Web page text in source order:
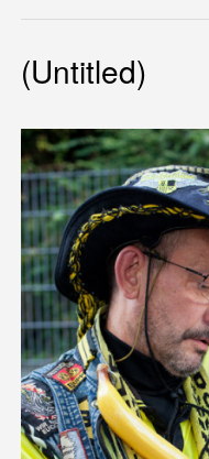
(Untitled)